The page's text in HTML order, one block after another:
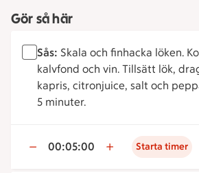
Gör så här
Sås: Skala och finhacka löken.
kalvfond och vin. Tillsätt lök,
kapris, citronjuice, salt och
5 minuter.
00:05:00 Starta timer